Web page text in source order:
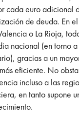
cada euro adicional
de deuda. En
o La Rioja,
nacional (en torno
gracias a un
eficiente. No
incluso a las
en tanto supone